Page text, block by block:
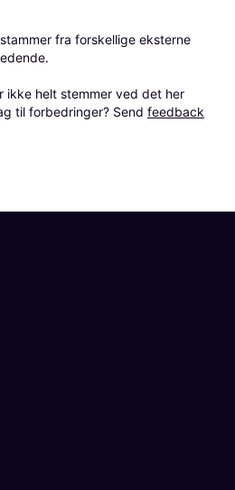
fra forskellige eksterne
ikke helt stemmer ved det her
til forbedringer? Send feedback